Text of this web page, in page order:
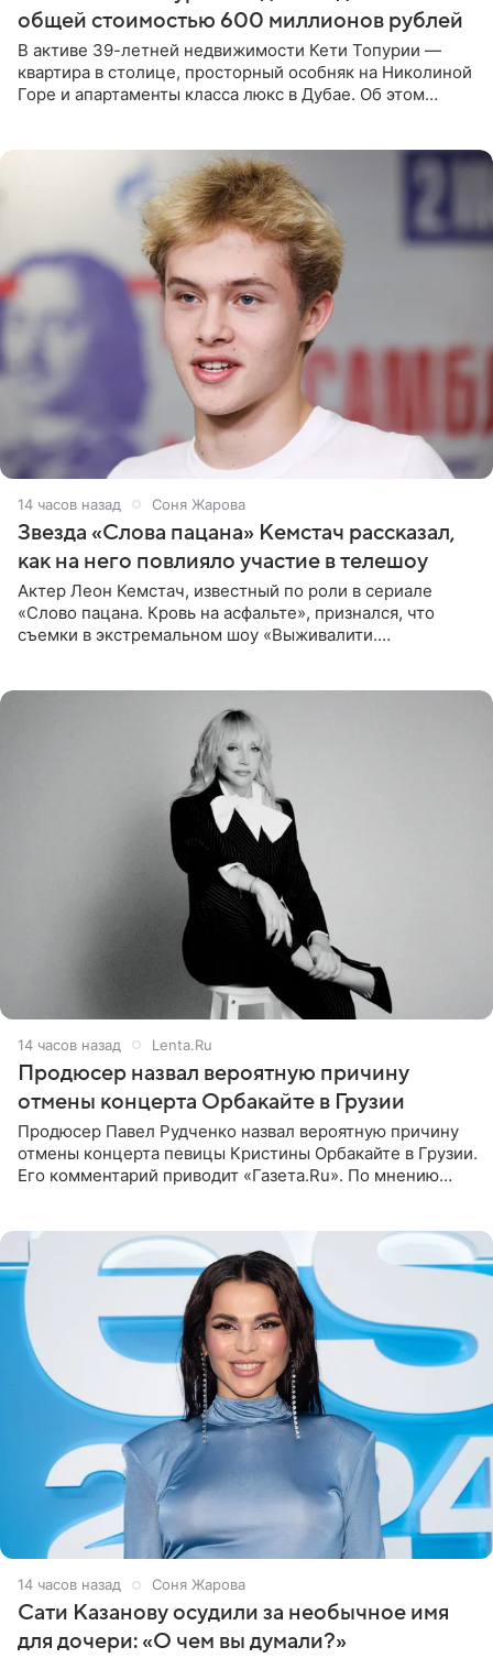
общей стоимостью 600 миллионов рублей
В активе 39-летней недвижимости Кети Топурии —
квартира в столице, просторный особняк на Николиной
Горе и апартаменты класса люкс в Дубае. Об этом
14 часов назад Соня Жарова
Звезда «Слова пацана» Кемстач рассказал,
как на него повлияло участие в телешоу
Актер Леон Кемстач, известный по роли в сериале
«Слово пацана. Кровь на асфальте», признался, что
съемки в экстремальном шоу «Выживалити.
14 часов назад Lenta.Ru
Продюсер назвал вероятную причину
отмены концерта Орбакайте в Грузии
Продюсер Павел Рудченко назвал вероятную причину
отмены концерта певицы Кристины Орбакайте в Грузии.
Его комментарий приводит «Газета.Ru». По мнению
14 часов назад Соня Жарова
Сати Казанову осудили за необычное имя
для дочери: «О чем вы думали?»